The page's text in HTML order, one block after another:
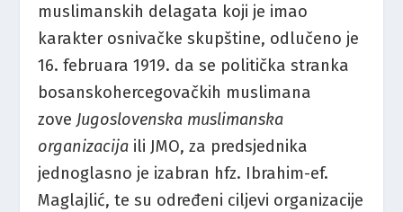
muslimanskih delagata koji je imao
karakter osnivačke skupštine, odlučeno je
16. februara 1919. da se politička stranka
bosanskohercegovačkih muslimana
zove Jugoslovenska muslimanska
organizacija ili JMO, za predsjednika
jednoglasno je izabran hfz. Ibrahim-ef.
Maglajlić, te su određeni ciljevi organizacije